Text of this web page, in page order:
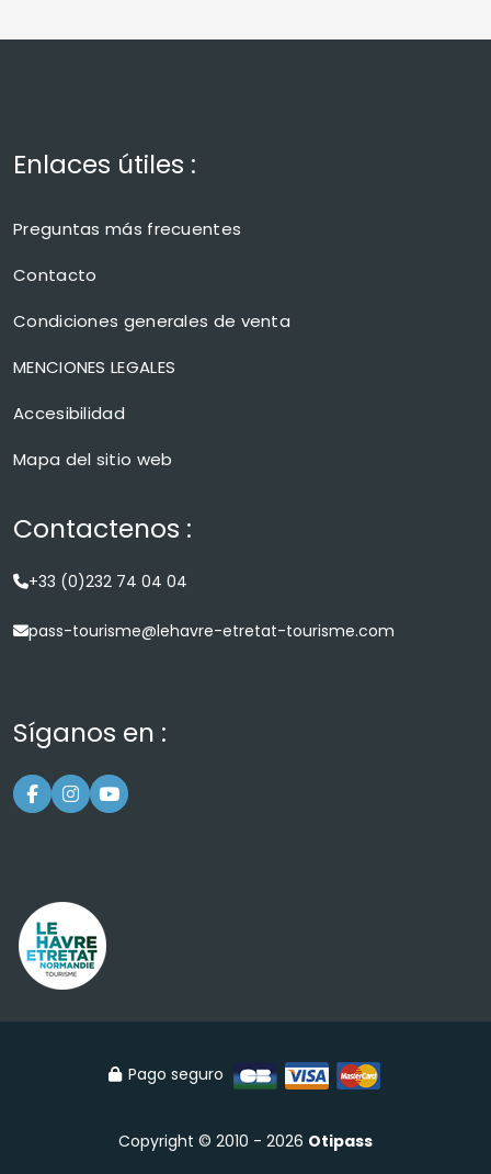
Enlaces útiles :
Preguntas más frecuentes
Contacto
Condiciones generales de venta
MENCIONES LEGALES
Accesibilidad
Mapa del sitio web
Contactenos :
+33 (0)232 74 04 04
pass-tourisme@lehavre-etretat-tourisme.com
Síganos en :
Pago seguro
Copyright © 2010 - 2026 Otipass